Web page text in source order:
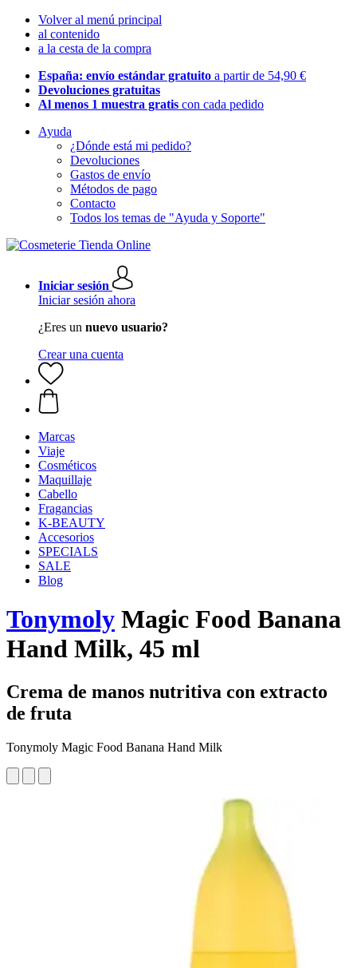
Volver al menú principal
al contenido
a la cesta de la compra
España: envío estándar gratuito a partir de 54,90 €
Devoluciones gratuitas
Al menos 1 muestra gratis con cada pedido
Ayuda
¿Dónde está mi pedido?
Devoluciones
Gastos de envío
Métodos de pago
Contacto
Todos los temas de "Ayuda y Soporte"
Iniciar sesión
Iniciar sesión ahora
¿Eres un nuevo usuario?
Crear una cuenta
Marcas
Viaje
Cosméticos
Maquillaje
Cabello
Fragancias
K-BEAUTY
Accesorios
SPECIALS
SALE
Blog
Tonymoly Magic Food Banana
Hand Milk, 45 ml
Crema de manos nutritiva con extracto
de fruta
Tonymoly Magic Food Banana Hand Milk